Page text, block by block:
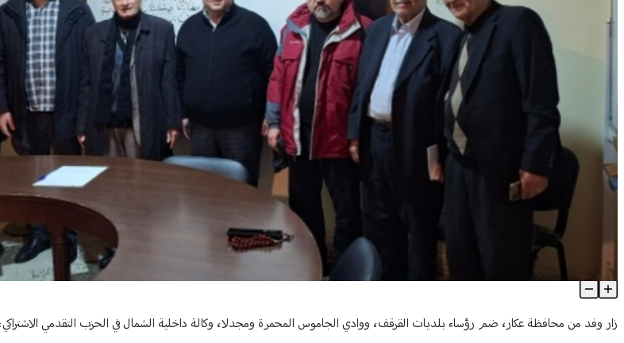
وفد من محافظة عكار يزور داخلية الشمال في "التقدمي"
Article Content
زار وفد من محافظة عكار، ضم رؤساء بلديات القرقف، ووادي الجاموس المحمرة ومجدلا، وكالة داخلية الشمال في الحزب التقدمي